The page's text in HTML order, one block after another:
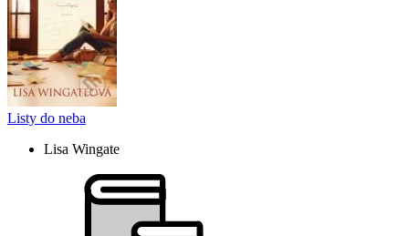
Listy do neba
Lisa Wingate